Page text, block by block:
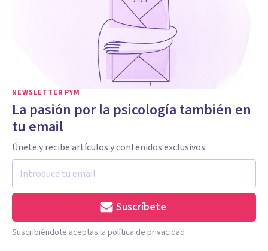
NEWSLETTER PYM
La pasión por la psicología también en
tu email
Únete y recibe artículos y contenidos exclusivos
Suscríbete
Suscribiéndote aceptas la política de privacidad